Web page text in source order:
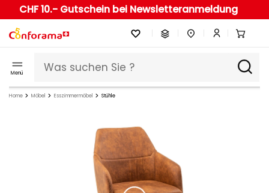
CHF 10.- Gutschein bei Newsletteranmeldung
Menü
Home Möbel Esszimmermöbel Stühle